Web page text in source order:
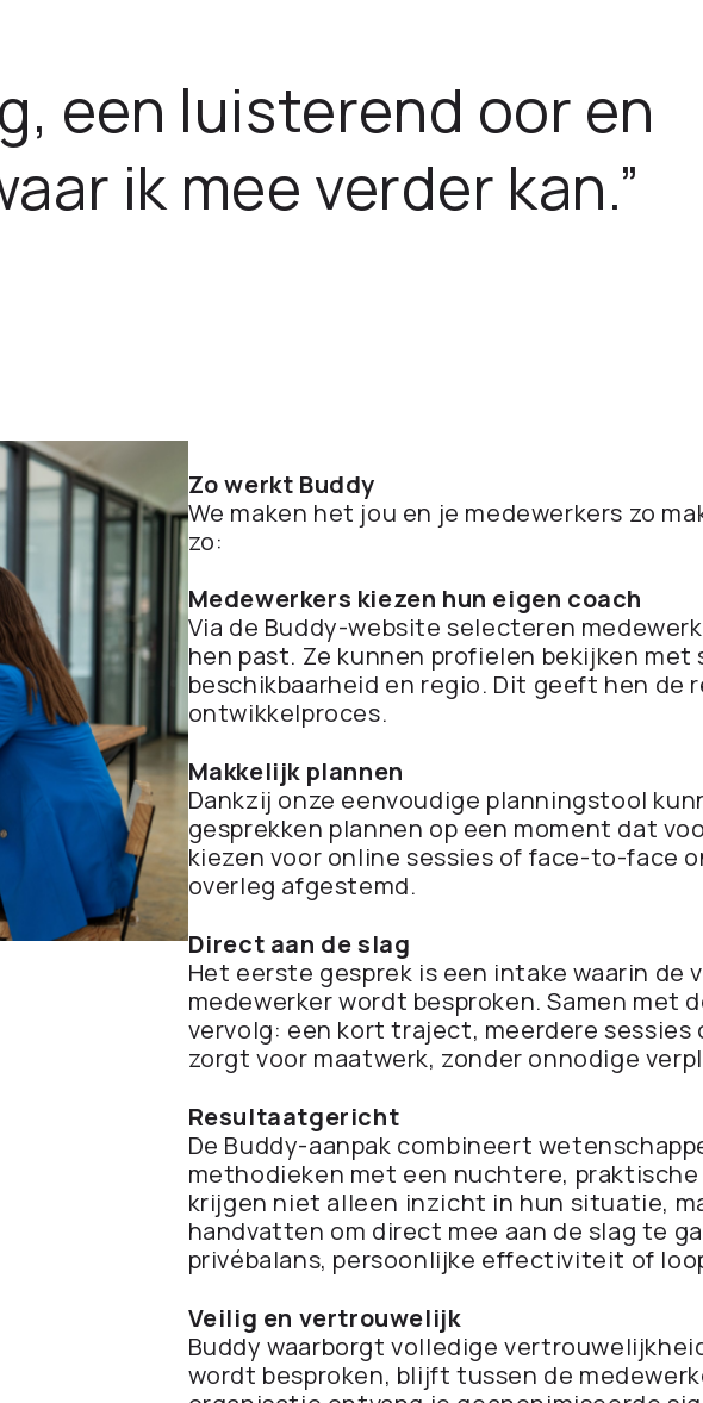
een luisterend oor en
ik mee verder kan.”
Zo werkt Buddy
We maken het jou en je medewerkers zo
zo:
Medewerkers kiezen hun eigen coach
Via de Buddy-website selecteren
hen past. Ze kunnen profielen bekijken met
beschikbaarheid en regio. Dit geeft hen de
ontwikkelproces.
Makkelijk plannen
Dankzij onze eenvoudige planningstool
gesprekken plannen op een moment dat
kiezen voor online sessies of face-to-face
overleg afgestemd.
Direct aan de slag
Het eerste gesprek is een intake waarin de
medewerker wordt besproken. Samen met
vervolg: een kort traject, meerdere sessies
zorgt voor maatwerk, zonder onnodige
Resultaatgericht
De Buddy-aanpak combineert
methodieken met een nuchtere,
krijgen niet alleen inzicht in hun situatie,
handvatten om direct mee aan de slag te
privébalans, persoonlijke effectiviteit of
Veilig en vertrouwelijk
Buddy waarborgt volledige
wordt besproken, blijft tussen de